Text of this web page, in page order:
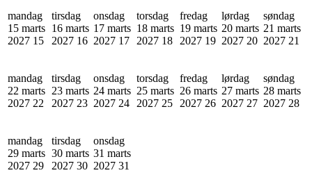
mandag
15 marts
2027 15
tirsdag
16 marts
2027 16
onsdag
17 marts
2027 17
torsdag
18 marts
2027 18
fredag
19 marts
2027 19
lørdag
20 marts
2027 20
søndag
21 marts
2027 21
mandag
22 marts
2027 22
tirsdag
23 marts
2027 23
onsdag
24 marts
2027 24
torsdag
25 marts
2027 25
fredag
26 marts
2027 26
lørdag
27 marts
2027 27
søndag
28 marts
2027 28
mandag
29 marts
2027 29
tirsdag
30 marts
2027 30
onsdag
31 marts
2027 31